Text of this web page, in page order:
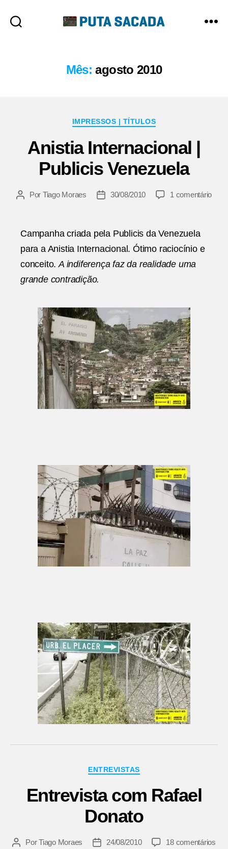
Mês: agosto 2010
Categorias
IMPRESSOS | TÍTULOS
Anistia Internacional |
Publicis Venezuela
Autor
Por Tiago Moraes
Data30/08/2010 1 comentárioem
Campanha criada pela Publicis da Venezuela
para a Anistia Internacional. Ótimo raciocínio e
conceito.A indiferença faz da realidade uma
grande contradição.
Categorias
ENTREVISTAS
Entrevista com Rafael
Donato
AutorPorTiago Moraes
Data24/08/2010 18 comentáriosem